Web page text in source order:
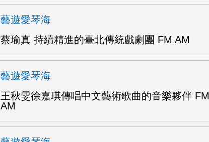
藝遊愛琴海
蔡瑜真 持續精進的臺北傳統戲劇團 FM AM
藝遊愛琴海
王秋雯徐嘉琪傳唱中文藝術歌曲的音樂夥伴 FM
AM